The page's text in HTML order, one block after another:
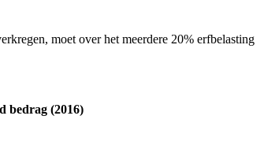
moet over het meerdere 20% erfbelasting
bedrag (2016)